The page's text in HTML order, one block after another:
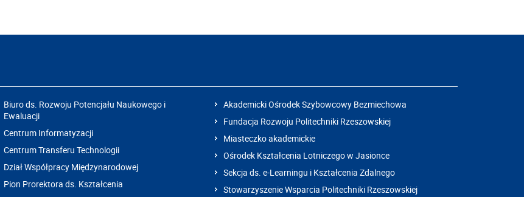
Biuro ds. Rozwoju Potencjału Naukowego i
Ewaluacji
Centrum Informatyzacji
Centrum Transferu Technologii
Dział Współpracy Międzynarodowej
Pion Prorektora ds. Kształcenia
Akademicki Ośrodek Szybowcowy Bezmiechowa
Fundacja Rozwoju Politechniki Rzeszowskiej
Miasteczko akademickie
Ośrodek Kształcenia Lotniczego w Jasionce
Sekcja ds. e-Learningu i Kształcenia Zdalnego
Stowarzyszenie Wsparcia Politechniki Rzeszowskiej